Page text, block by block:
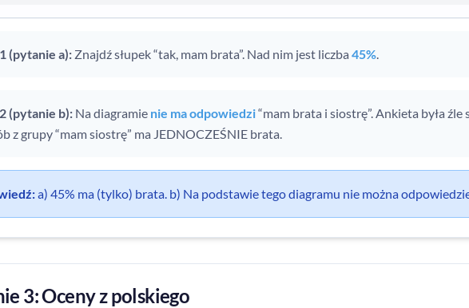
(pytanie a): Znajdź słupek “tak, mam brata”. Nad nim jest liczba 45%.
(pytanie b): Na diagramie nie ma odpowiedzi“mam brata i siostrę”. Ankieta była
z grupy “mam siostrę” ma JEDNOCZEŚNIE brata.
a) 45% ma (tylko) brata. b) Na podstawie tego diagramu nie można
3: Oceny z polskiego